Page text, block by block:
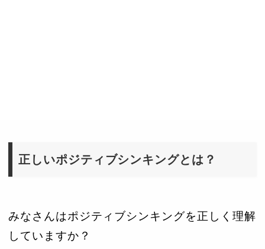
正しいポジティブシンキングとは？
みなさんはポジティブシンキングを正しく理解
していますか？